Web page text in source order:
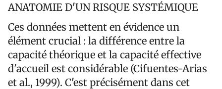
ANATOMIE D'UN RISQUE SYSTÉMIQUE
Ces données mettent en évidence un
élément crucial : la différence entre la
capacité théorique et la capacité effective
d'accueil est considérable (Cifuentes-Arias
et al., 1999). C'est précisément dans cet